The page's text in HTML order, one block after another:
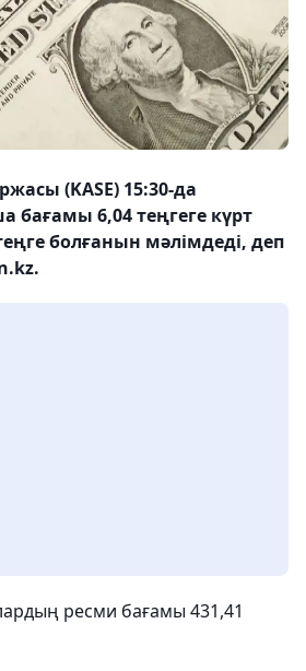
(KASE) 15:30-да
бағамы 6,04 теңгеге күрт
болғанын мәлімдеді, деп
ресми бағамы 431,41